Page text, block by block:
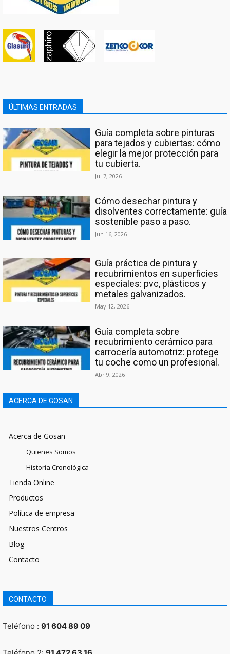
ÚLTIMAS ENTRADAS
Guía completa sobre pinturas
para tejados y cubiertas: cómo
elegir la mejor protección para
tu cubierta.
Jul 7, 2026
Cómo desechar pintura y
disolventes correctamente: guía
sostenible paso a paso.
Jun 16, 2026
Guía práctica de pintura y
recubrimientos en superficies
especiales: pvc, plásticos y
metales galvanizados.
May 12, 2026
Guía completa sobre
recubrimiento cerámico para
carrocería automotriz: protege
tu coche como un profesional.
Abr 9, 2026
ACERCA DE GOSAN
Acerca de Gosan
Quienes Somos
Historia Cronológica
Tienda Online
Productos
Política de empresa
Nuestros Centros
Blog
Contacto
CONTACTO
Teléfono : 91 604 89 09